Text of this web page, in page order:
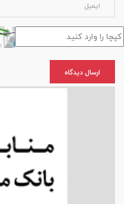
ارسال دیدگاه